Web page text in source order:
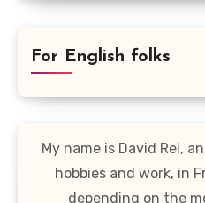
For English folks
My name is David Rei,
hobbies and work, in
depending on the